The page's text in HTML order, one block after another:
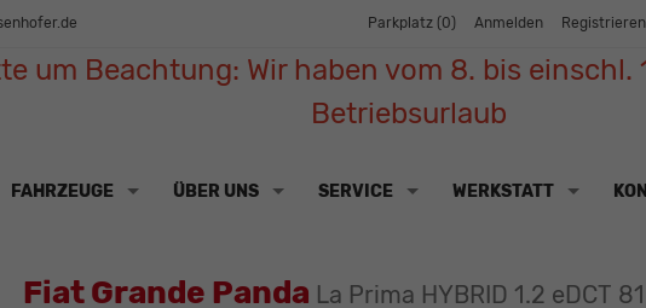
Parkplatz (0) Anmelden Registrieren
um Beachtung: Wir haben vom 8. bis einschl.
Betriebsurlaub
FAHRZEUGE ÜBER UNS SERVICE WERKSTATT
Fiat Grande Panda La Prima HYBRID 1.2 eDCT 81